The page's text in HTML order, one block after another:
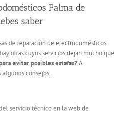
Palma de
saber
de reparación de electrodomésticos
otras cuyos servicios dejan mucho que
evitar posibles estafas?A
consejos.
servicio técnico en la web de